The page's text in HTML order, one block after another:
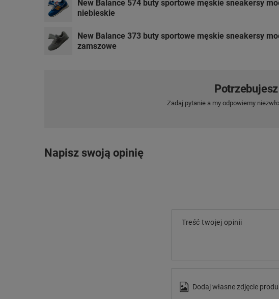
New Balance 574 buty sportowe męskie sneakersy
niebieskie
New Balance 373 buty sportowe męskie sneakersy
zamszowe
Zadaj pytanie a my odpowiemy
Napisz swoją opinię
Treść twojej opinii
Dodaj własne zdjęcie